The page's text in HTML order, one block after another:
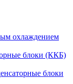
охлаждением
блоки (ККБ)
блоки